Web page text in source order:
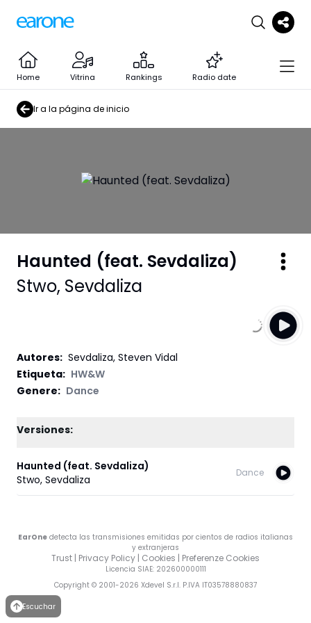
Home Vitrina Rankings Radio date
Ir a la página de inicio
Haunted (feat. Sevdaliza)
Stwo, Sevdaliza
Autores: Sevdaliza, Steven Vidal
Etiqueta: HW&W
Genere: Dance
Versiones:
Haunted (feat. Sevdaliza)
Stwo, Sevdaliza
Dance
EarOne detecta las transmisiones emitidas por cientos de radios italianas
y extranjeras
Trust | Privacy Policy | Cookies | Preferenze Cookies
Licencia SIAE: 202600000111
Copyright © 2001-2026 Xdevel S.r.l. P.IVA IT03578880837
Escuchar